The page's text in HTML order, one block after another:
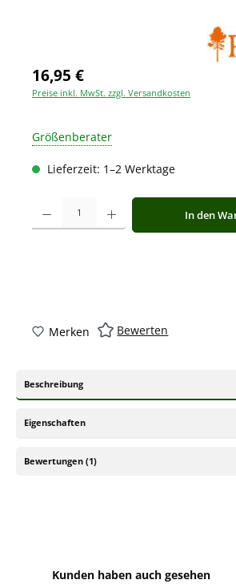
16,95 €
Preise inkl. MwSt. zzgl. Versandkosten
Größenberater
Lieferzeit: 1–2 Werktage
Produkt Anzahl: Gib den gewünschten Wert
In den
Merken Bewerten
Beschreibung
Eigenschaften
Bewertungen (1)
Produktgalerie überspringen
Kunden haben auch gesehen